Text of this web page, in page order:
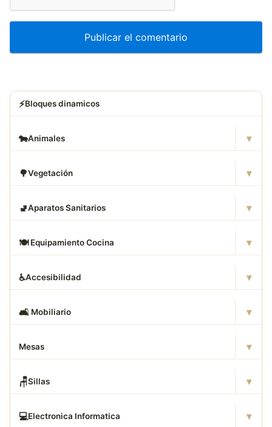
⚡Bloques dinamicos
🐄Animales ▾
🌳Vegetación ▾
🚽Aparatos Sanitarios ▾
🍽️ Equipamiento Cocina ▾
♿Accesibilidad ▾
🛋 ️ Mobiliario ▾
Mesas ▾
🪑Sillas ▾
💻Electronica Informatica ▾